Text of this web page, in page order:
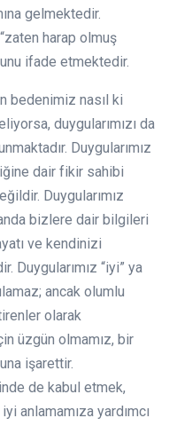
gelmektedir.
harap olmuş
ifade etmektedir.
bedenimiz nasıl ki
duygularımızı da
Duygularımız
dair fikir sahibi
Duygularımız
bizlere dair bilgileri
ve kendinizi
Duygularımız “iyi” ya
ancak olumlu
olarak
üzgün olmamız, bir
işarettir.
de kabul etmek,
anlamamıza yardımcı